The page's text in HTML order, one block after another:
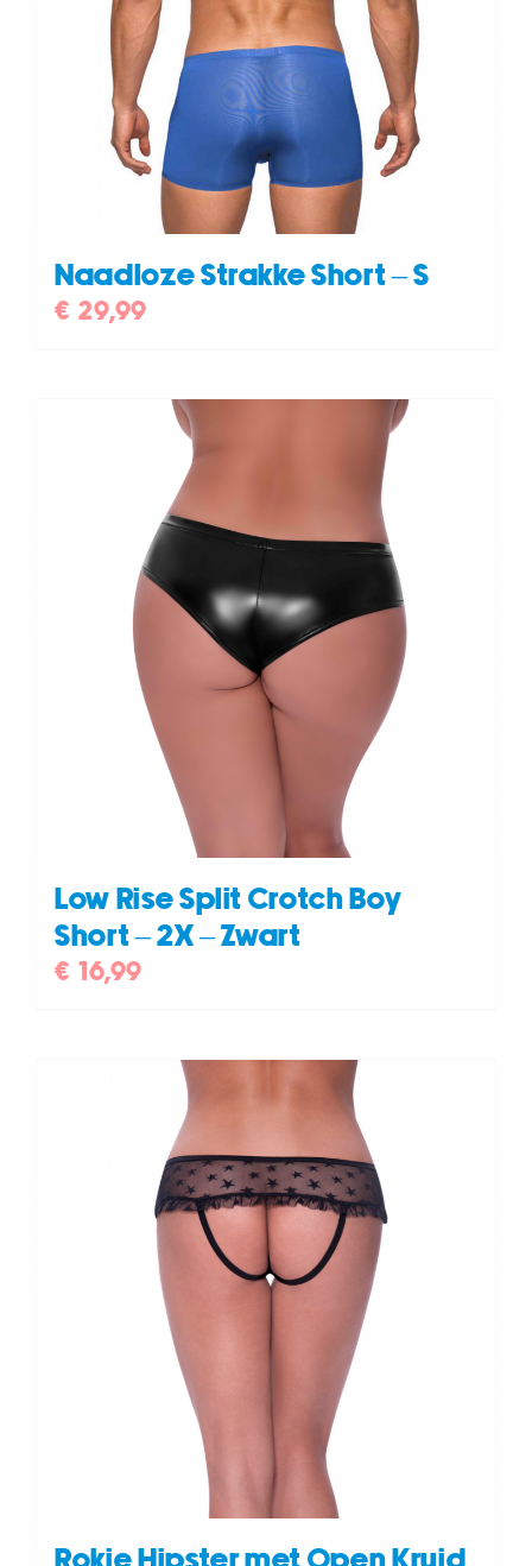
Naadloze Strakke Short – S
€ 29,99
Low Rise Split Crotch Boy
Short – 2X – Zwart
€ 16,99